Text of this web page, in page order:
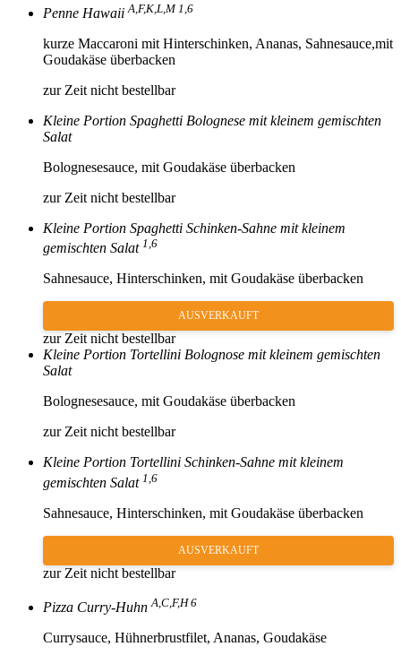
Penne HawaiiA,F,K,L,M 1,6
kurze Maccaroni mit Hinterschinken, Ananas, Sahnesauce,mit
Goudakäse überbacken
zur Zeit nicht bestellbar
Kleine Portion Spaghetti Bolognese mit kleinem gemischten
Salat
Bolognesesauce, mit Goudakäse überbacken
zur Zeit nicht bestellbar
Kleine Portion Spaghetti Schinken-Sahne mit kleinem
gemischten Salat 1,6
Sahnesauce, Hinterschinken, mit Goudakäse überbacken
AUSVERKAUFT
zur Zeit nicht bestellbar
Kleine Portion Tortellini Bolognose mit kleinem gemischten
Salat
Bolognesesauce, mit Goudakäse überbacken
zur Zeit nicht bestellbar
Kleine Portion Tortellini Schinken-Sahne mit kleinem
gemischten Salat 1,6
Sahnesauce, Hinterschinken, mit Goudakäse überbacken
AUSVERKAUFT
zur Zeit nicht bestellbar
Pizza Curry-HuhnA,C,F,H 6
Currysauce, Hühnerbrustfilet, Ananas, Goudakäse